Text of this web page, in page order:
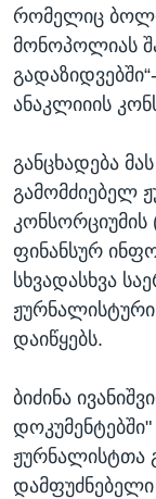
რომელიც
მონოპოლიას
ანაკლიიის
განცხადება
გამომძიებელ
ფინანსურ
სხვადასხვა
ჟურნალისტური
დაიწყებს.
ბიძინა
ჟურნალისტთა